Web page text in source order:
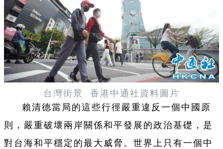
台灣街景 香港中通社資料圖片
賴清德當局的這些行徑嚴重違反一個中國原
則，嚴重破壞兩岸關係和平發展的政治基礎，是
對台海和平穩定的最大威脅。世界上只有一個中